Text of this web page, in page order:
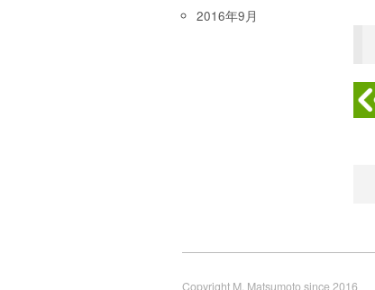
2016年9月
Copyright M. Matsumoto since 2016